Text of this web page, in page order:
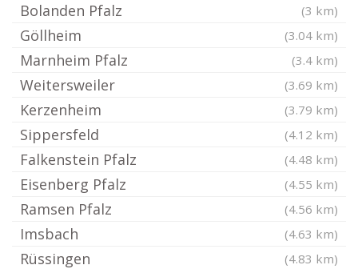
Bolanden Pfalz (3 km)
Göllheim (3.04 km)
Marnheim Pfalz (3.4 km)
Weitersweiler (3.69 km)
Kerzenheim (3.79 km)
Sippersfeld (4.12 km)
Falkenstein Pfalz (4.48 km)
Eisenberg Pfalz (4.55 km)
Ramsen Pfalz (4.56 km)
Imsbach (4.63 km)
Rüssingen (4.83 km)